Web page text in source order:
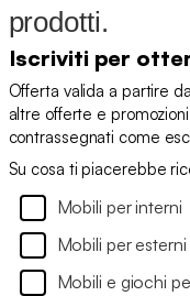
prodotti.
Iscriviti per
Offerta valida a partire
altre offerte e
contrassegnati come
Su cosa ti piacerebbe
Mobili per interni
Mobili per esterni
Mobili e giochi